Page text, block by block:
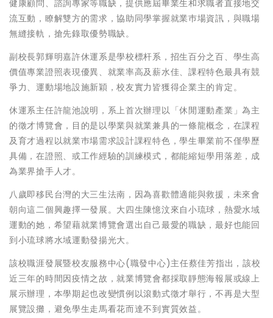
健康顧問、諮詢專家等職缺，提供應屆畢業生和求職者直接地交
流互動，瞭解雙方的需求，協助同學掌握就業巿場資訊，與職場
無縫接軌，搶先錄取優勢職缺。
副校長郭輝明嘉許休運系是學校標杆系，招生百分之百、學生高
價值專業證照表現優異、就業率高及薪水佳、課程特色最具有競
爭力、運動場地設施新穎，校友實力皆獲得企業主的肯定。
休運系主任許龍池說明，系上首次辦理以「休閒運動產業」為主
的徵才博覽會，目的是以學業與就業兼具的一條龍概念，在課程
及育才過程以就業巿場需求設計課程特色，學生畢業前不僅學歷
具備，在證照、或工作經驗的訓練模式，都能縮短學用落差，成
為業界搶手人才。
八歲即移民台灣的大三生法南，因為喜歡體適能與救援，未來會
朝向這二個興趣擇一發展。大四生陳憶汶來自小琉球，熱愛水域
運動的她，希望藉就業博覽會選出自己最愛的職缺，最好也能回
到小琉球將水域運動發揚光大。
該校職涯發展暨校友服務中心(職發中心)主任蔡佳芳指出，該校
近三年的時間因疫情之故，就業博覽會都採取靜態海報展或線上
展示辦理，本學期起也改變慣例以滾動式徵才舉行，不再是大型
展覽設攤，避免學生走馬看花而達不到實質效益。